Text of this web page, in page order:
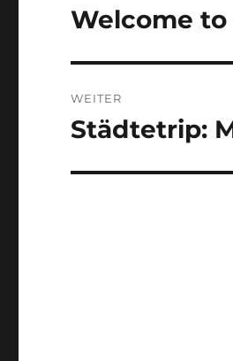
Vorheriger
Welcome to
WEITER
Nächster
Städtetrip: